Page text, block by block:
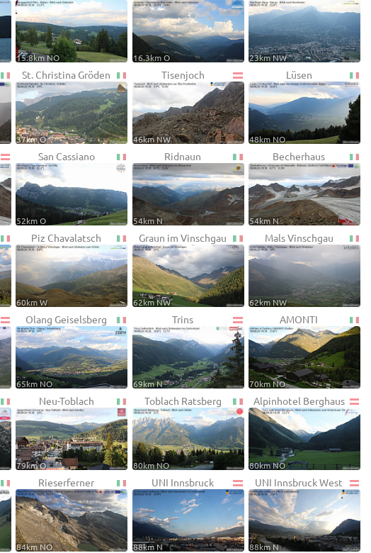
15.8km NO 16.3km O 23km NW
St. Christina Gröden
37km O
Tisenjoch
46km NW
Lüsen
48km NO
San Cassiano
52km O
Ridnaun
54km N
Becherhaus
54km N
Piz Chavalatsch
60km W
Graun im Vinschgau
62km NW
Mals Vinschgau
62km NW
Olang Geiselsberg
65km NO
Trins
69km N
AMONTI
70km NO
Neu-Toblach
79km O
Toblach Ratsberg
80km NO
Alpinhotel Berghaus
80km NO
Rieserferner
84km NO
UNI Innsbruck
88km N
UNI Innsbruck West
88km N